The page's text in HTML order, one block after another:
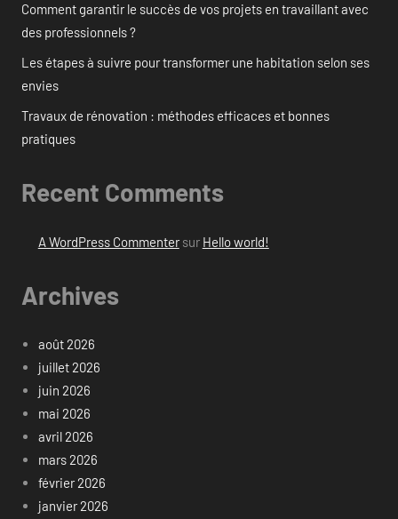
Comment garantir le succès de vos projets en travaillant avec
des professionnels ?
Les étapes à suivre pour transformer une habitation selon ses
envies
Travaux de rénovation : méthodes efficaces et bonnes
pratiques
Recent Comments
A WordPress Commentersur Hello world!
Archives
août 2026
juillet 2026
juin 2026
mai 2026
avril 2026
mars 2026
février 2026
janvier 2026